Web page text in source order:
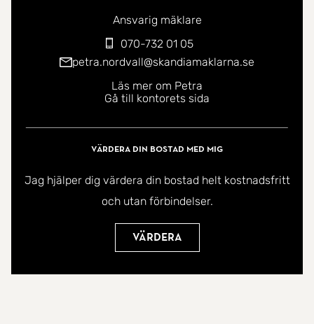
Ansvarig mäklare
070-732 01 05
petra.nordvall@skandiamaklarna.se
Läs mer om Petra
Gå till kontorets sida
Värdera din bostad med mig
Jag hjälper dig värdera din bostad helt kostnadsfritt
och utan förbindelser.
Värdera